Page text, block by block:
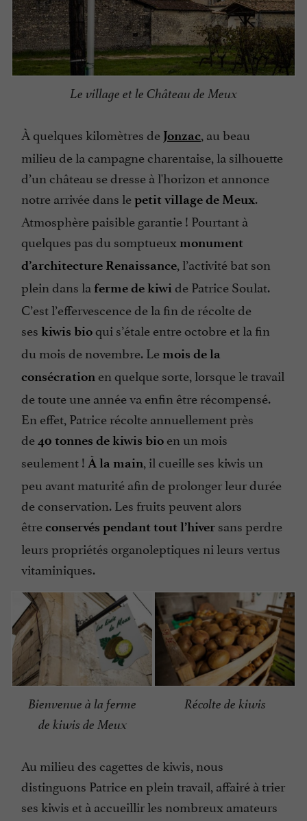
Le village et le Château de Meux
À quelques kilomètres de Jonzac, au beau
milieu de la campagne charentaise, la silhouette
d’un château se dresse à l'horizon et annonce
notre arrivée dans lepetit village de Meux.
Atmosphère paisible garantie ! Pourtant à
quelques pas du somptueux monument
d’architecture Renaissance, l’activité bat son
plein dans la ferme de kiwi de Patrice Soulat.
C’est l’effervescence de la fin de récolte de
ses kiwis bioqui s’étale entre octobre et la fin
du mois de novembre. Le mois de la
consécration en quelque sorte, lorsque le travail
de toute une année va enfin être récompensé.
En effet, Patrice récolte annuellement près
de40 tonnes de kiwis bio en un mois
seulement ! À la main, il cueille ses kiwis un
peu avant maturité afin de prolonger leur durée
de conservation. Les fruits peuvent alors
êtreconservés pendant tout l’hiver sans perdre
leurs propriétés organoleptiques ni leurs vertus
vitaminiques.
Bienvenue à la ferme
de kiwis de Meux
Récolte de kiwis
Au milieu des cagettes de kiwis, nous
distinguons Patrice en plein travail, affairé à trier
ses kiwis et à accueillir les nombreux amateurs